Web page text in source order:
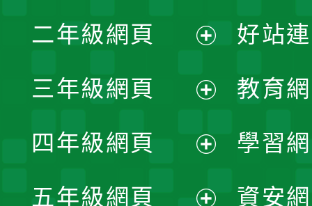
開
選
單
二年級網頁
開
選
單
三年級網頁
開
選
四年級網頁
五年級網頁
好站
教育
學習
資安